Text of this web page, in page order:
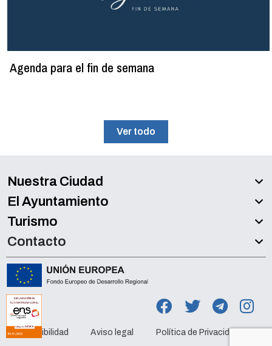
Agenda para el fin de semana
Ver todo
Nuestra Ciudad
El Ayuntamiento
Turismo
Contacto
Accesibilidad Aviso legal Política de Privacidad